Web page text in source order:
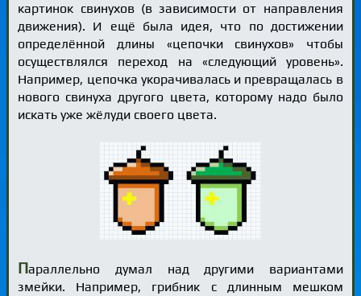
картинок свинухов (в зависимости от направления
движения). И ещё была идея, что по достижении
определённой длины «цепочки свинухов» чтобы
осуществлялся переход на «следующий уровень».
Например, цепочка укорачивалась и превращалась в
нового свинуха другого цвета, которому надо было
искать уже жёлуди своего цвета.
Параллельно думал над другими вариантами
змейки. Например, грибник с длинным мешком